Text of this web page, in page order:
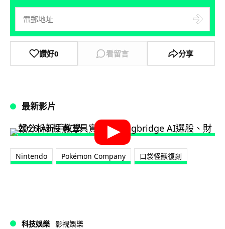
讚好0 看留言 分享
最新影片
Nintendo Pokémon Company 口袋怪獸復刻
科技娛樂 影視娛樂